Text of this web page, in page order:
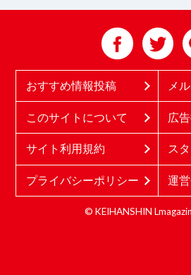
おすすめ情報投稿 メ
このサイトについて 広
サイト利用規約 ス
プライバシーポリシー 運
© KEIHANSHIN